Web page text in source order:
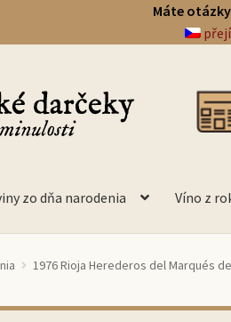
Máte
zo dňa narodenia Víno z
1976 Rioja Herederos del Marqués